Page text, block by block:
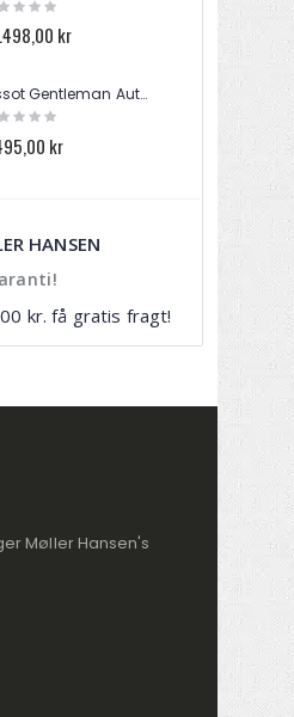
kr
Tissot Gentleman Automatik Herre Ur T127.407.11.051.00
kr
HANSEN
kr. få gratis fragt!
Møller Hansen's